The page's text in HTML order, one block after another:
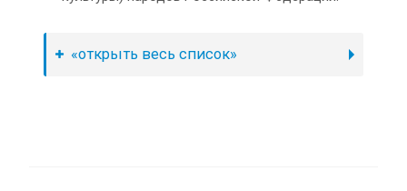
«открыть весь список»